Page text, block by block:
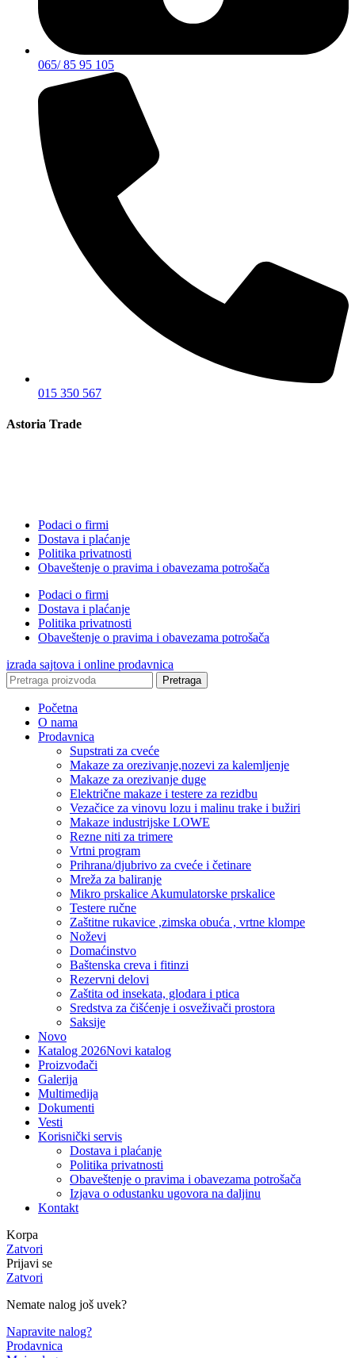
065/ 85 95 105
015 350 567
Astoria Trade
Podaci o firmi
Dostava i plaćanje
Politika privatnosti
Obaveštenje o pravima i obavezama potrošača
Podaci o firmi
Dostava i plaćanje
Politika privatnosti
Obaveštenje o pravima i obavezama potrošača
izrada sajtova i online prodavnica
Pretraga
Početna
O nama
Prodavnica
Supstrati za cveće
Makaze za orezivanje,nozevi za kalemljenje
Makaze za orezivanje duge
Električne makaze i testere za rezidbu
Vezačice za vinovu lozu i malinu trake i bužiri
Makaze industrijske LOWE
Rezne niti za trimere
Vrtni program
Prihrana/djubrivo za cveće i četinare
Mreža za baliranje
Mikro prskalice Akumulatorske prskalice
Testere ručne
Zaštitne rukavice ,zimska obuća , vrtne klompe
Noževi
Domaćinstvo
Baštenska creva i fitinzi
Rezervni delovi
Zaštita od insekata, glodara i ptica
Sredstva za čišćenje i osveživači prostora
Saksije
Novo
Katalog 2026Novi katalog
Proizvođači
Galerija
Multimedija
Dokumenti
Vesti
Korisnički servis
Dostava i plaćanje
Politika privatnosti
Obaveštenje o pravima i obavezama potrošača
Izjava o odustanku ugovora na daljinu
Kontakt
Korpa
Zatvori
Prijavi se
Zatvori
Nemate nalog još uvek?
Napravite nalog?
Prodavnica